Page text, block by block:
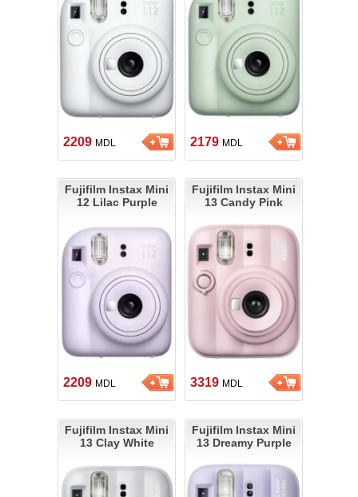
2209 MDL 2179 MDL
Fujifilm Instax Mini
12 Lilac Purple
2209 MDL
Fujifilm Instax Mini
13 Candy Pink
3319 MDL
Fujifilm Instax Mini
13 Clay White
Fujifilm Instax Mini
13 Dreamy Purple